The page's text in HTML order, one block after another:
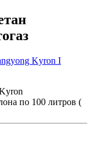
по 100 литров (